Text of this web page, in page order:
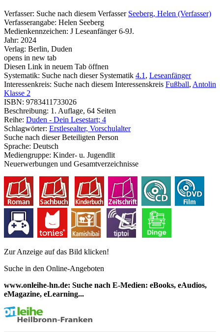
Verfasser: Suche nach diesem Verfasser Seeberg, Helen (Verfasser)
Verfasserangabe: Helen Seeberg
Medienkennzeichen: J Leseanfänger 6-9J.
Jahr: 2024
Verlag: Berlin, Duden
opens in new tab
Diesen Link in neuem Tab öffnen
Systematik: Suche nach dieser Systematik 4.1 , Leseanfänger
Interessenkreis: Suche nach diesem Interessenskreis Fußball, Antolin
Klasse 2
ISBN: 9783411733026
Beschreibung: 1. Auflage, 64 Seiten
Reihe: Duden - Dein Lesestart; 4
Schlagwörter: Erstlesealter, Vorschulalter
Suche nach dieser Beteiligten Person
Sprache: Deutsch
Mediengruppe: Kinder- u. Jugendlit
Neuerwerbungen und Gesamtverzeichnisse
Zur Anzeige auf das Bild klicken!
Suche in den Online-Angeboten
www.onleihe-hn.de: Suche nach E-Medien: eBooks, eAudios,
eMagazine, eLearning...